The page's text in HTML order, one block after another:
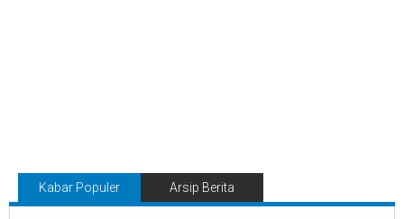
Kabar Populer Arsip Berita